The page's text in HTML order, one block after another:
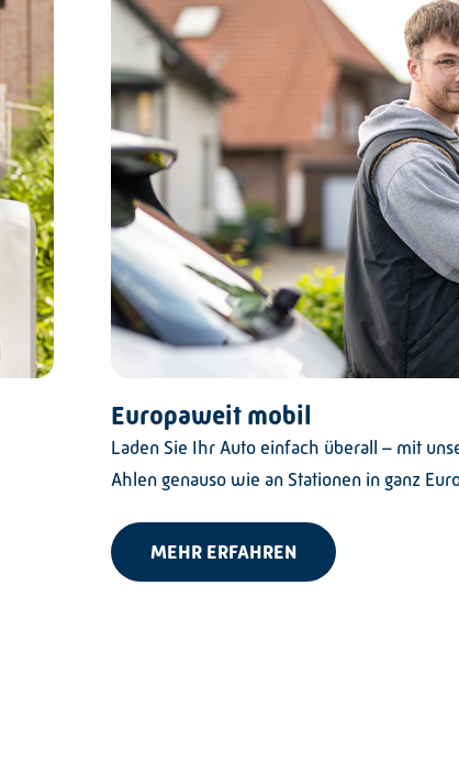
Europaweit mobil
Laden Sie Ihr Auto einfach überall – mit
Ahlen genauso wie an Stationen in ganz
MEHR ERFAHREN